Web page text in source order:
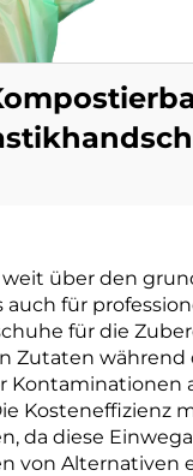
Material
über den
für
für die
Zutaten
Kosteneffizienz
da diese
von Alternativen